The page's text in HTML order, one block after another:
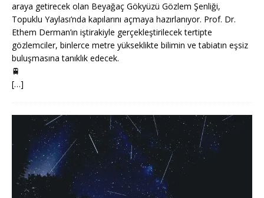
araya getirecek olan Beyağaç Gökyüzü Gözlem Şenliği,
Topuklu Yaylası’nda kapılarını açmaya hazırlanıyor. Prof. Dr.
Ethem Derman’ın iştirakiyle gerçekleştirilecek tertipte
gözlemciler, binlerce metre yükseklikte bilimin ve tabiatın eşsiz
buluşmasına tanıklık edecek.
🚆
[…]